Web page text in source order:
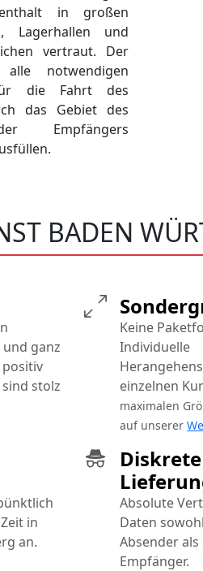
in großen
Lagerhallen und
vertraut. Der
notwendigen
die Fahrt des
das Gebiet des
Empfängers
BADEN
in
an.
Diskrete
Absolute
Daten
Absender
Empfänger.
Keine
Individuelle
einzelnen
maximalen
auf unserer
ganz
stolz